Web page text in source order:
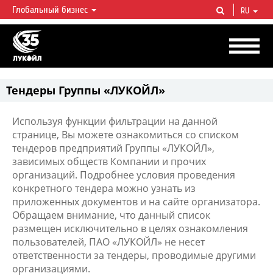
ЛУКОЙЛ СЕГОДНЯ
ЛУКОЙЛ — одна из крупнейших вертикально интегрированных
нефтегазовых компаний в мире, на долю которой приходится более 2%
мировой добычи нефти и около 1% доказанных запасов углеводородов.
Глобальный бизнес RU
Тендеры Группы «ЛУКОЙЛ»
Используя функции фильтрации на данной
странице, Вы можете ознакомиться со списком
тендеров предприятий Группы «ЛУКОЙЛ»,
зависимых обществ Компании и прочих
организаций. Подробнее условия проведения
конкретного тендера можно узнать из
приложенных документов и на сайте организатора.
Обращаем внимание, что данный список
размещен исключительно в целях ознакомления
пользователей, ПАО «ЛУКОЙЛ» не несет
ответственности за тендеры, проводимые другими
организациями.